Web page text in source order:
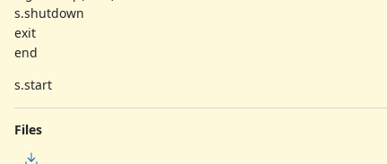
s.shutdown
exit
end
s.start
Files